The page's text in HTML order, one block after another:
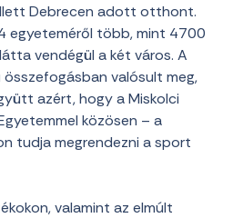
Debrecen adott otthont.
egyeteméről több, mint 4700
vendégül a két város. A
valósult meg,
azért, hogy a Miskolci
közösen – a
tudja megrendezni a sport
valamint az elmúlt